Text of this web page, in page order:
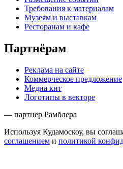
Требования к материалам
Музеям и выставкам
Ресторанам и кафе
Партнёрам
Реклама на сайте
Коммерческое предложение
Медиа кит
Логотипы в векторе
— партнер Рамблера
Используя Кудамоскоу, вы
соглашением и политикой